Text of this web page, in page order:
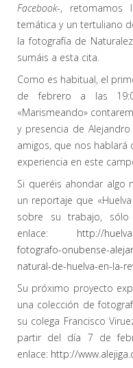
Facebook-, retomamos
temática y un tertuliano
la fotografía de
sumáis a esta cita.
Como es habitual, el
de febrero a las
«Marismeando»
y presencia de Alejandro
amigos, que nos hablará
experiencia en este
Si queréis ahondar algo
un reportaje que
sobre su trabajo,
enlace: http://
fotografo-onubense-
natural-de-huelva-en-la-
Su próximo proyecto
una colección de
su colega Francisco
partir del día 7 de
enlace: http://